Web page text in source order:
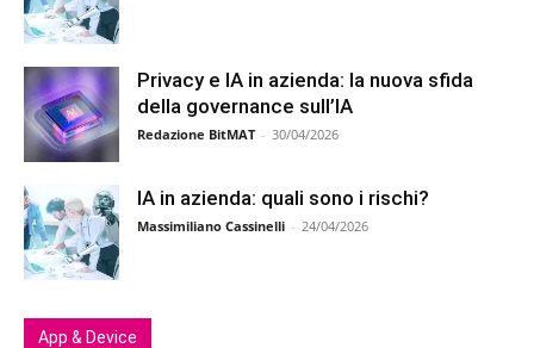
Privacy e IA in azienda: la nuova sfida
della governance sull’IA
Redazione BitMAT - 30/04/2026
IA in azienda: quali sono i rischi?
Massimiliano Cassinelli - 24/04/2026
App & Device